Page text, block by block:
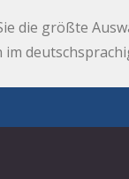
die größte